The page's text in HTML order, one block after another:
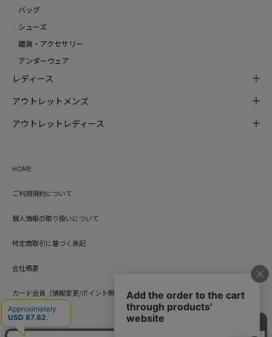
バッグ
シューズ
雑貨・アクセサリー
アンダーウェア
レディース
アウトレットメンズ
アウトレットレディース
HOME
ご利用規約について
個人情報の取り扱いについて
特定商取引に基づく表記
会社概要
カード会員（情報変更/ポイント照会）
お問い合わせ